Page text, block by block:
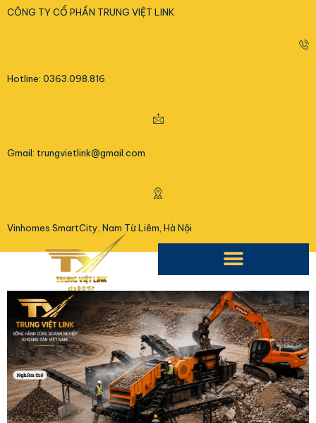
CÔNG TY CỔ PHẦN TRUNG VIỆT LINK
Hotline: 0363.098.816
Gmail: trungvietlink@gmail.com
Vinhomes SmartCity, Nam Từ Liêm, Hà Nội